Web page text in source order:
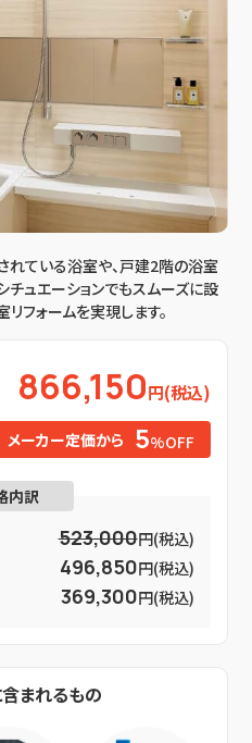
ている浴室や、戸建2階の浴室
チュエーションでもスムーズに設
フォームを実現します。
866,150円(税込)
メーカー定価から 5%OFF
内訳
523,000円(税込)
496,850円(税込)
369,300円(税込)
まれるもの